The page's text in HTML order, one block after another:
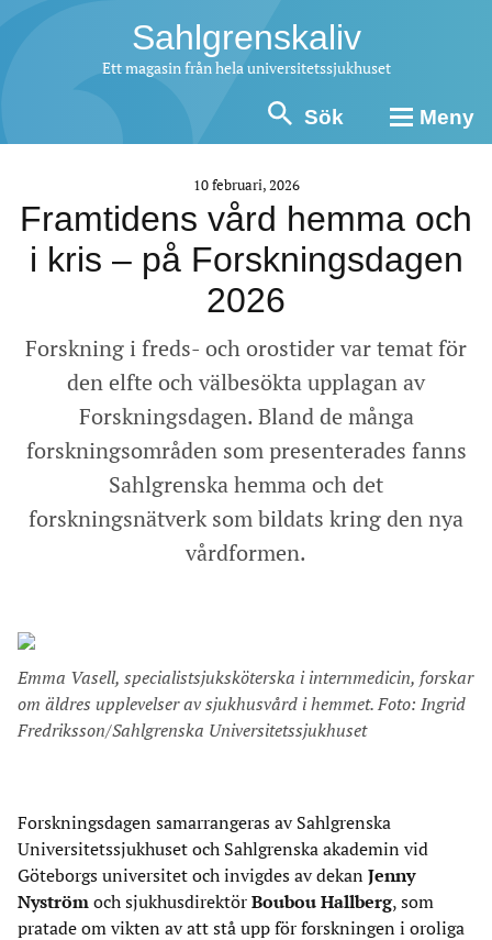
Sahlgrenskaliv
Ett magasin från hela universitetssjukhuset
Sök Meny
10 februari, 2026
Framtidens vård hemma och
i kris – på Forskningsdagen
2026
Forskning i freds- och orostider var temat för
den elfte och välbesökta upplagan av
Forskningsdagen. Bland de många
forskningsområden som presenterades fanns
Sahlgrenska hemma och det
forskningsnätverk som bildats kring den nya
vårdformen.
Emma Vasell, specialistsjuksköterska i internmedicin, forskar
om äldres upplevelser av sjukhusvård i hemmet. Foto: Ingrid
Fredriksson/Sahlgrenska Universitetssjukhuset
Forskningsdagen samarrangeras av Sahlgrenska
Universitetssjukhuset och Sahlgrenska akademin vid
Göteborgs universitet och invigdes av dekan Jenny
Nyström och sjukhusdirektör Boubou Hallberg, som
pratade om vikten av att stå upp för forskningen i oroliga